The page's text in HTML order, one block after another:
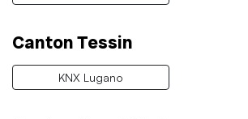
Canton Tessin
KNX Lugano